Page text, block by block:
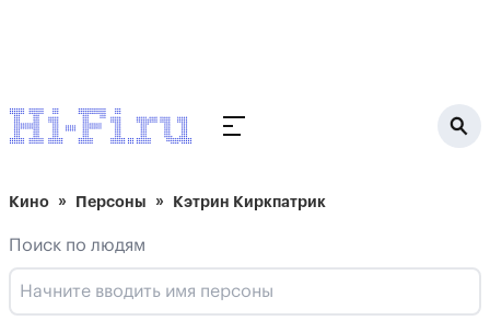
Кино Персоны Кэтрин Киркпатрик
Поиск по людям